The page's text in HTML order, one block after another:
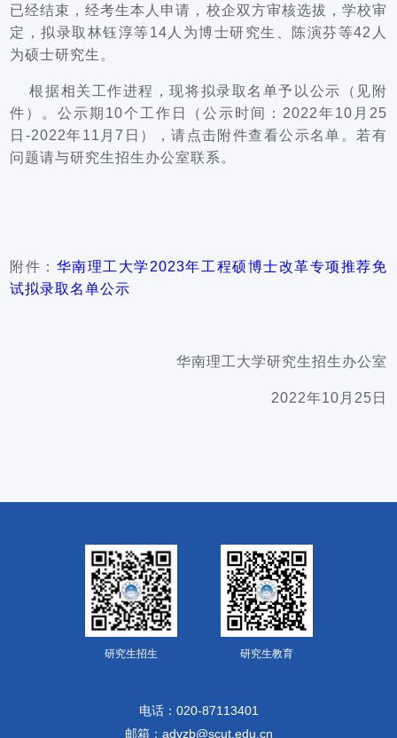
已经结束，经考生本人申请，校企双方审核选拔，学校审
定，拟录取林钰淳等14人为博士研究生、陈演芬等42人
为硕士研究生。
根据相关工作进程，现将拟录取名单予以公示（见附
件）。公示期10个工作日（公示时间：2022年10月25
日-2022年11月7日），请点击附件查看公示名单。若有
问题请与研究生招生办公室联系。
附件： 华南理工大学2023年工程硕博士改革专项推荐免
试拟录取名单公示
华南理工大学研究生招生办公室
2022年10月25日
研究生招生 研究生教育
电话：020-87113401
邮箱：adyzb@scut.edu.cn